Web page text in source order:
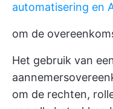
automatisering en
om de
Het gebruik van
om de rechten,